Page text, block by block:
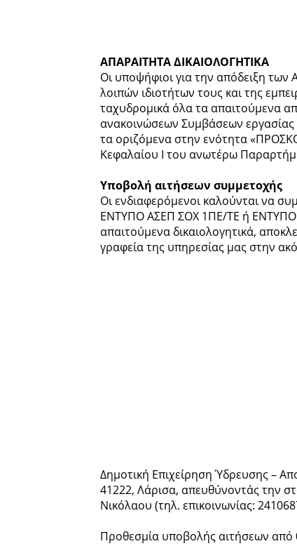
ΑΠΑΡΑΙΤΗΤΑ ΔΙΚΑΙΟΛΟΓΗΤΙΚΑ
Οι υποψήφιοι για την απόδειξη
λοιπών ιδιοτήτων τους και της
ταχυδρομικά όλα τα απαιτούμενα
ανακοινώσεων Συμβάσεων
τα οριζόμενα στην ενότητα
Κεφαλαίου Ι του ανωτέρω
Υποβολή αιτήσεων συμμετοχής
Οι ενδιαφερόμενοι καλούνται να
ΕΝΤΥΠΟ ΑΣΕΠ ΣΟΧ 1ΠΕ/ΤΕ ή ΕΝΤΥΠΟ
απαιτούμενα δικαιολογητικά,
γραφεία της υπηρεσίας μας στην
Δημοτική Επιχείρηση Ύδρευσης –
41222, Λάρισα, απευθύνοντάς την
Νικόλαου (τηλ. επικοινωνίας:
Προθεσμία υποβολής αιτήσεων από